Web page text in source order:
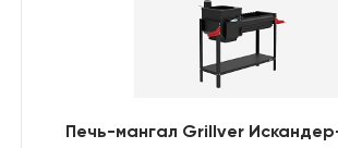
Печь-мангал Grillver